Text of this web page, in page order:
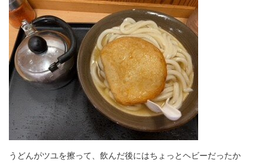
うどんがツユを擦って、飲んだ後にはちょっとヘビーだったか